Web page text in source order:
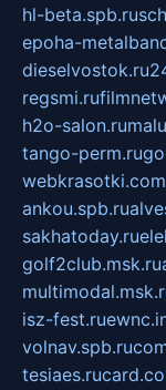
hl-beta.spb.ru
epoha-
dieselvostok.ru
regsmi.ru
h2o-salon.ru
tango-perm.ru
webkrasotki.com
ankou.spb.ru
sakhatoday.ru
golf2club.msk.ru
isz-fest.ru
volnav.spb.ru
tesiaes.ru